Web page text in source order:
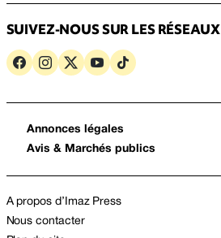
SUIVEZ-NOUS SUR LES RÉSEAUX
Annonces légales
Avis & Marchés publics
A propos d’Imaz Press
Nous contacter